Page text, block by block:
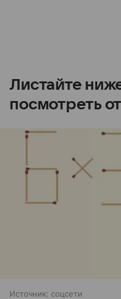
Листайте
посмотреть
Источник: соцсети